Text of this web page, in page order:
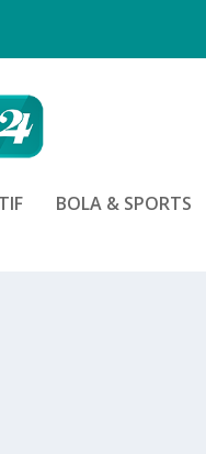
BOLA & SPORTS